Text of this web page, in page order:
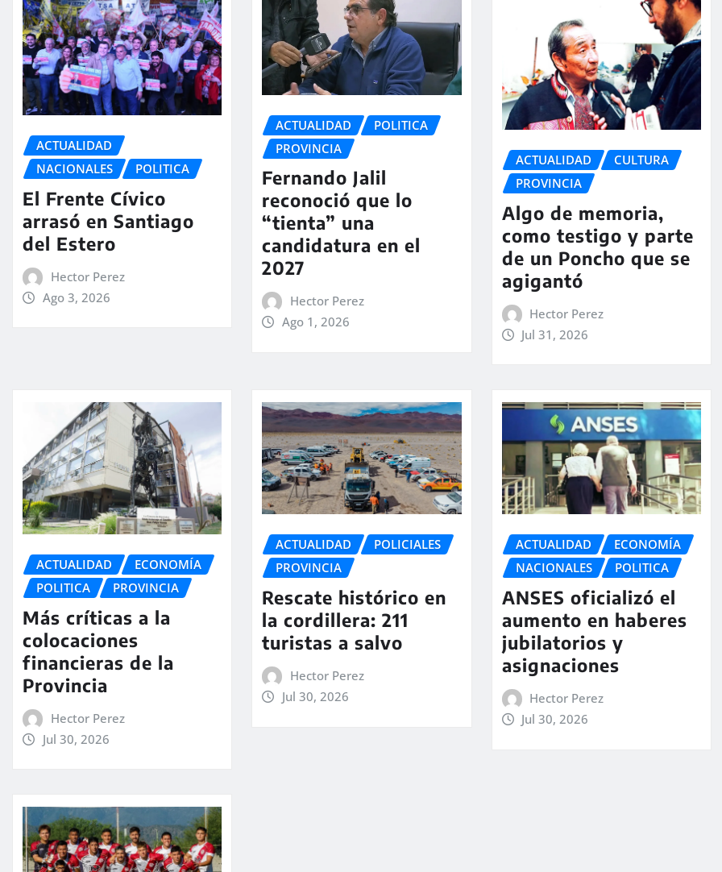
ACTUALIDAD
NACIONALES
POLITICA
El Frente Cívico
arrasó en Santiago
del Estero
Hector Perez
Ago 3, 2026
ACTUALIDAD
POLITICA
PROVINCIA
Fernando Jalil
reconoció que lo
“tienta” una
candidatura en el
2027
Hector Perez
Ago 1, 2026
ACTUALIDAD
CULTURA
PROVINCIA
Algo de memoria,
como testigo y parte
de un Poncho que se
agigantó
Hector Perez
Jul 31, 2026
ACTUALIDAD
ECONOMÍA
POLITICA
PROVINCIA
Más críticas a la
colocaciones
financieras de la
Provincia
Hector Perez
Jul 30, 2026
ACTUALIDAD
POLICIALES
PROVINCIA
Rescate histórico en
la cordillera: 211
turistas a salvo
Hector Perez
Jul 30, 2026
ACTUALIDAD
ECONOMÍA
NACIONALES
POLITICA
ANSES oficializó el
aumento en haberes
jubilatorios y
asignaciones
Hector Perez
Jul 30, 2026